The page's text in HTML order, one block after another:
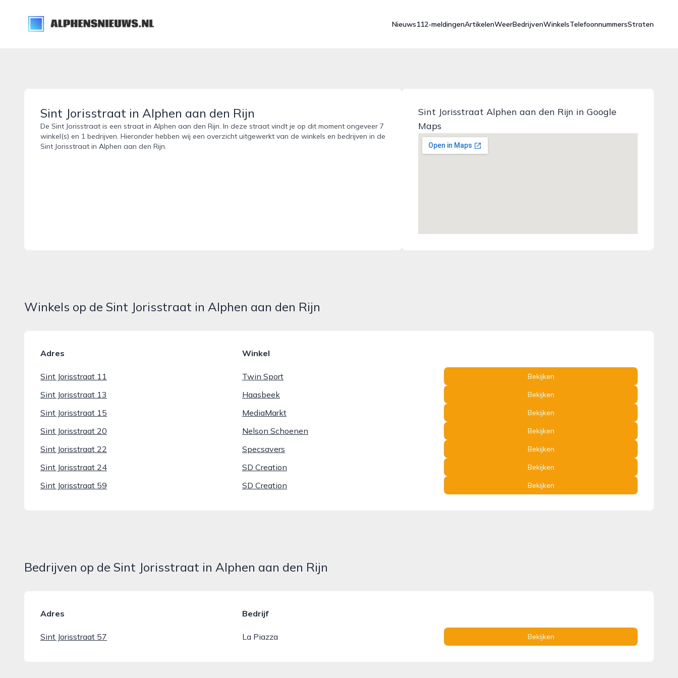
alphensnieuws.nl
Nieuws112-meldingenArtikelenWeerBedrijvenWinkelsTelefoonnummersStraten
Sint Jorisstraat in Alphen aan den Rijn
De Sint Jorisstraat is een straat in Alphen aan den Rijn. In deze straat vindt je op dit moment ongeveer 7
winkel(s) en 1 bedrijven. Hieronder hebben wij een overzicht uitgewerkt van de winkels en bedrijven in de
Sint Jorisstraat in Alphen aan den Rijn.
Sint Jorisstraat Alphen aan den Rijn in Google
Maps
Winkels op de Sint Jorisstraat in Alphen aan den Rijn
Adres Winkel
Sint Jorisstraat 11 Twin Sport Bekijken
Sint Jorisstraat 13 Haasbeek Bekijken
Sint Jorisstraat 15 MediaMarkt Bekijken
Sint Jorisstraat 20 Nelson Schoenen Bekijken
Sint Jorisstraat 22 Specsavers Bekijken
Sint Jorisstraat 24 SD Creation Bekijken
Sint Jorisstraat 59 SD Creation Bekijken
Bedrijven op de Sint Jorisstraat in Alphen aan den Rijn
Adres Bedrijf
Sint Jorisstraat 57 La Piazza Bekijken